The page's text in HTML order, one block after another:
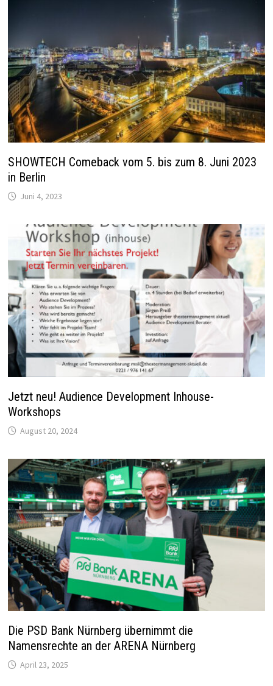
SHOWTECH Comeback vom 5. bis zum 8. Juni 2023
in Berlin
Juni 4, 2023
Jetzt neu! Audience Development Inhouse-
Workshops
August 20, 2024
Die PSD Bank Nürnberg übernimmt die
Namensrechte an der ARENA Nürnberg
April 23, 2025